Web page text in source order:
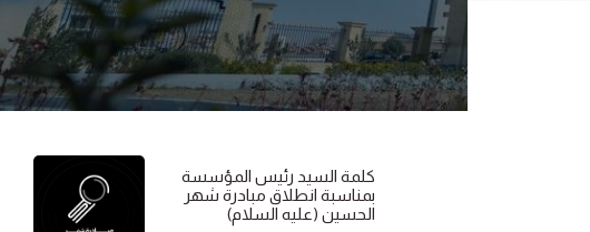
كلمة السيد رئيس المؤسسة
بمناسبة انطلاق مبادرة شهر
الحسين (عليه السلام)